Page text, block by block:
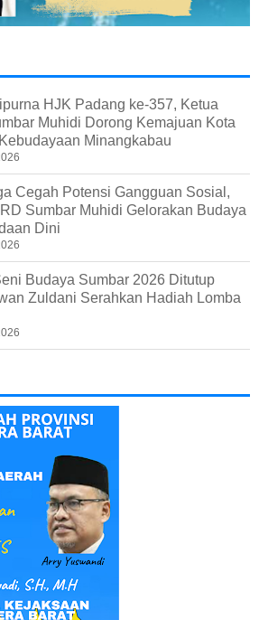
HJK Padang ke-357, Ketua
Muhidi Dorong Kemajuan Kota
Minangkabau
Cegah Potensi Gangguan Sosial,
Sumbar Muhidi Gelorakan Budaya
Dini
Budaya Sumbar 2026 Ditutup
Zuldani Serahkan Hadiah Lomba